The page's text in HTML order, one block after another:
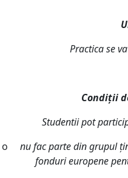
Practica se
Condiții
Studentii pot
o nu fac parte din grupul
fonduri europene